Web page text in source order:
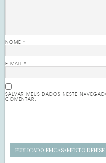
NOME*
E-MAIL*
SALVAR MEUS DADOS NESTE
COMENTAR.
PUBLICADO EMCASAMENTO